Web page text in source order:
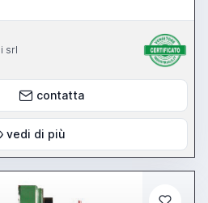
srl
contatta
vedi di più